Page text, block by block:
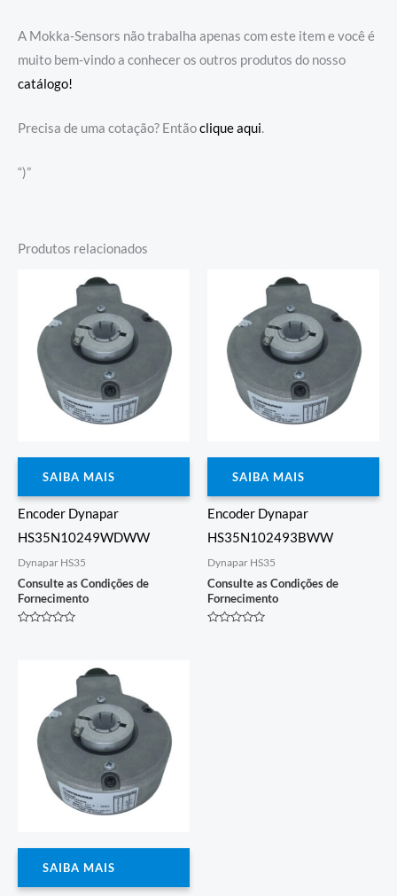
A Mokka-Sensors não trabalha apenas com este item e você é
muito bem-vindo a conhecer os outros produtos do nosso
catálogo!
Precisa de uma cotação? Entãoclique aqui.
“)”
Produtos relacionados
SAIBA MAIS
Encoder Dynapar
HS35N10249WDWW
Dynapar HS35
Consulte as Condições de
Fornecimento
SAIBA MAIS
Encoder Dynapar
HS35N102493BWW
Dynapar HS35
Consulte as Condições de
Fornecimento
SAIBA MAIS